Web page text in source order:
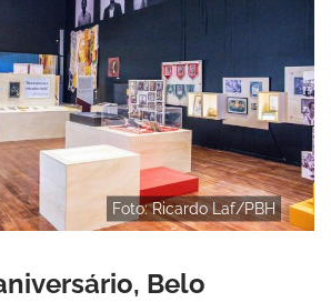
Foto: Ricardo Laf/PBH
Belo